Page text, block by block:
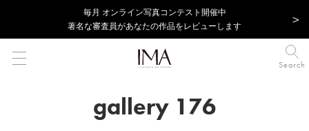
毎⽉ オンライン写真コンテスト開催中
著名な審査員があなたの作品をレビューします
Search
gallery 176